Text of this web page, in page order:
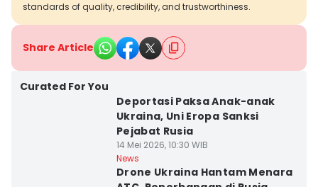
standards of quality, credibility, and trustworthiness.
Share Article
Curated For You
Deportasi Paksa Anak-anak
Ukraina, Uni Eropa Sanksi
Pejabat Rusia
14 Mei 2026, 10:30 WIB
News
Drone Ukraina Hantam Menara